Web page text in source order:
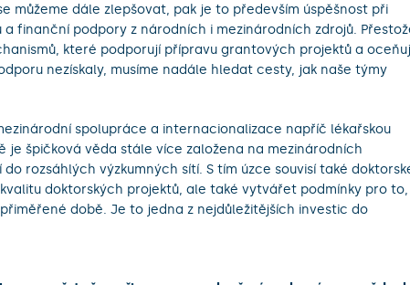
můžeme dále zlepšovat, pak je to především úspěšnost při
finanční podpory z národních i mezinárodních zdrojů.
které podporují přípravu grantových projektů a
nezískaly, musíme nadále hledat cesty, jak naše týmy
spolupráce a internacionalizace napříč lékařskou
je špičková věda stále více založena na mezinárodních
rozsáhlých výzkumných sítí. S tím úzce souvisí také
doktorských projektů, ale také vytvářet podmínky pro to,
době. Je to jedna z nejdůležitějších investic do